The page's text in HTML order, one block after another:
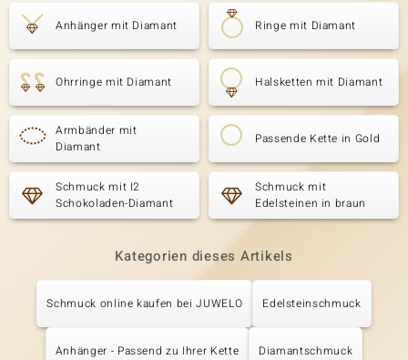
Anhänger mit Diamant Ringe mit Diamant
Ohrringe mit Diamant Halsketten mit Diamant
Armbänder mit
Diamant
Passende Kette in Gold
Schmuck mit I2
Schokoladen-Diamant
Schmuck mit
Edelsteinen in braun
Kategorien dieses Artikels
Schmuck online kaufen bei JUWELO Edelsteinschmuck
Anhänger - Passend zu Ihrer Kette Diamantschmuck